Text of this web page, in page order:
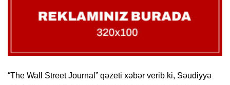
“The Wall Street Journal” qəzeti xəbər verib ki, Səudiyyə